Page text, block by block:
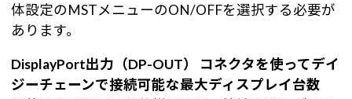
体設定のMSTメニューのON/OFFを選択する必要が
あります。
DisplayPort出力（DP-OUT） コネクタを使ってデイ
ジーチェーンで接続可能な最大ディスプレイ台数